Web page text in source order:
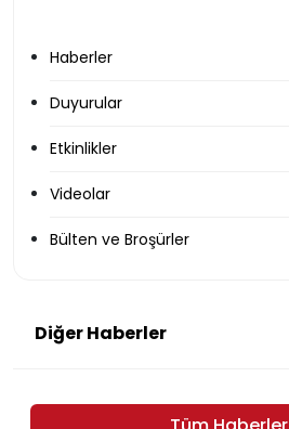
Haberler
Duyurular
Etkinlikler
Videolar
Bülten ve Broşürler
Diğer Haberler